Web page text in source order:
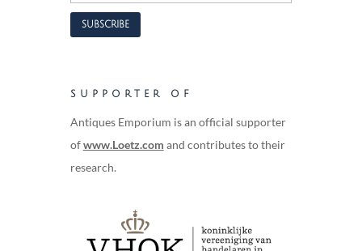
SUPPORTER OF
Antiques Emporium is an official supporter
ofwww.Loetz.com and contributes to their
research.